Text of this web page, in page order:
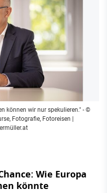
können wir nur spekulieren."- ©
Fotografie, Fotoreisen |
Wie Europa
könnte